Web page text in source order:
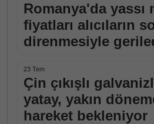
Romanya'da yassı
fiyatları alıcıların
direnmesiyle
23 Tem
Çin çıkışlı
yatay, yakın
hareket bekleniyor